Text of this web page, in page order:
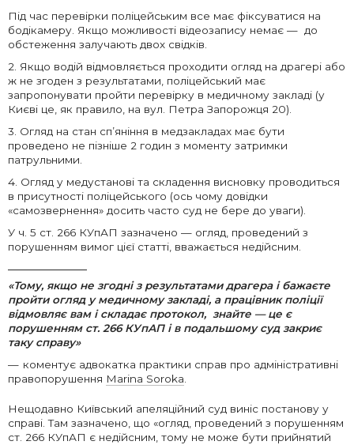
Під час перевірки поліцейським все має фіксуватися на
бодікамеру. Якщо можливості відеозапису немає — до
обстеження залучають двох свідків.
2. Якщо водій відмовляється проходити огляд на драгері або
ж не згоден з результатами, поліцейський має
запропонувати пройти перевірку в медичному закладі (у
Києві це, як правило, на вул. Петра Запорожця 20).
3. Огляд на стан сп’яніння в медзакладах має бути
проведено не пізніше 2 годин з моменту затримки
патрульними.
4. Огляд у медустанові та складення висновку проводиться
в присутності поліцейського (ось чому довідки
«самозвернення» досить часто суд не бере до уваги).
У ч. 5 ст. 266 КУпАП зазначено — огляд, проведений з
порушенням вимог цієї статті, вважається недійсним.
«Тому, якщо не згодні з результатами драгера і бажаєте
пройти огляд у медичному закладі, а працівник поліції
відмовляє вам і складає протокол, знайте —це є
порушенням ст. 266 КУпАП і в подальшому суд закриє
таку справу»
коментує адвокатка практики справ про адміністративні
правопорушення Marina Soroka.
Нещодавно Київський апеляційний суд виніс постанову у
справі. Там зазначено, що «огляд, проведений з порушенням
ст. 266 КУпАП є недійсним, тому не може бути прийнятий